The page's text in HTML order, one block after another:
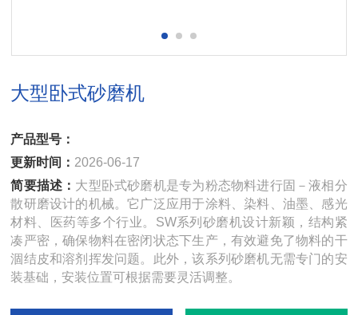
大型卧式砂磨机
产品型号：
更新时间： 2026-06-17
简要描述： 大型卧式砂磨机是专为粉态物料进行固－液相分
散研磨设计的机械。它广泛应用于涂料、染料、油墨、感光
材料、医药等多个行业。SW系列砂磨机设计新颖，结构紧
凑严密，确保物料在密闭状态下生产，有效避免了物料的干
涸结皮和溶剂挥发问题。此外，该系列砂磨机无需专门的安
装基础，安装位置可根据需要灵活调整。